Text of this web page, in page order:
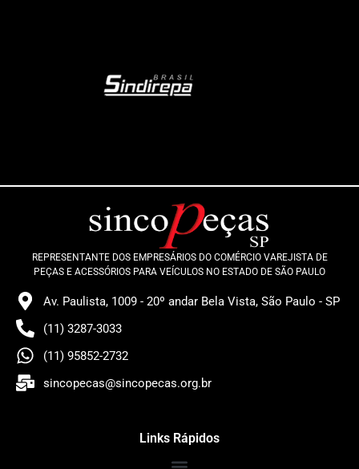
REPRESENTANTE DOS EMPRESÁRIOS DO COMÉRCIO VAREJISTA DE
PEÇAS E ACESSÓRIOS PARA VEÍCULOS NO ESTADO DE SÃO PAULO
Av. Paulista, 1009 - 20º andar Bela Vista, São Paulo - SP
(11) 3287-3033
(11) 95852-2732
sincopecas@sincopecas.org.br
Links Rápidos